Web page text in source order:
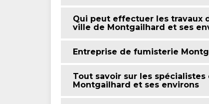
Qui peut effectuer les travaux
ville de Montgailhard et ses
Entreprise de fumisterie
Tout savoir sur les
Montgailhard et ses environs